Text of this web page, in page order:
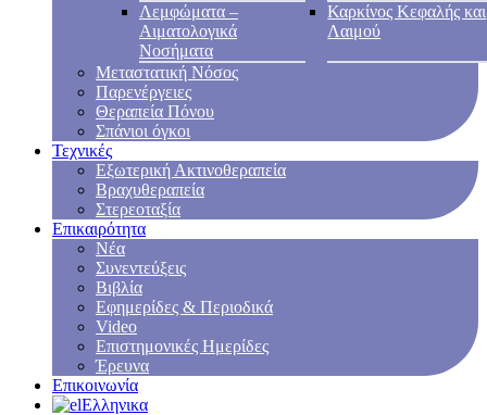
Λεμφώματα –
Αιματολογικά
Νοσήματα
Καρκίνος Κεφαλής και
Λαιμού
Μεταστατική Νόσος
Παρενέργειες
Θεραπεία Πόνου
Σπάνιοι όγκοι
Τεχνικές
Εξωτερική Ακτινοθεραπεία
Βραχυθεραπεία
Στερεοταξία
Επικαιρότητα
Νέα
Συνεντεύξεις
Βιβλία
Εφημερίδες & Περιοδικά
Video
Επιστημονικές Ημερίδες
Έρευνα
Επικοινωνία
Ελληνικα